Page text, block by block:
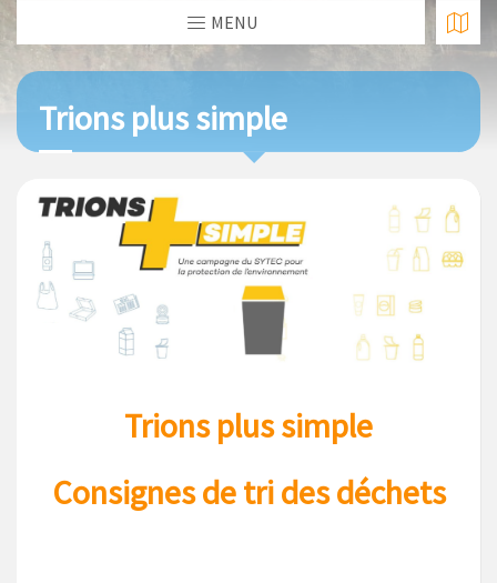
MENU
Trions plus simple
Trions plus simple
Consignes de tri des déchets